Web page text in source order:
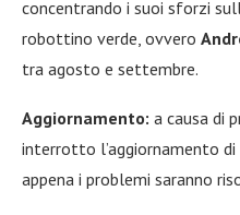
concentrando i suoi sforzi
robottino verde, ovvero
tra agosto e settembre.
Aggiornamento: a causa di
interrotto l’aggiornamento di
appena i problemi saranno